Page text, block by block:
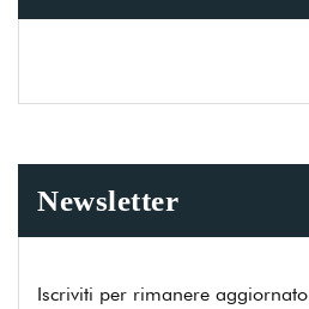
Newsletter
Iscriviti per rimanere